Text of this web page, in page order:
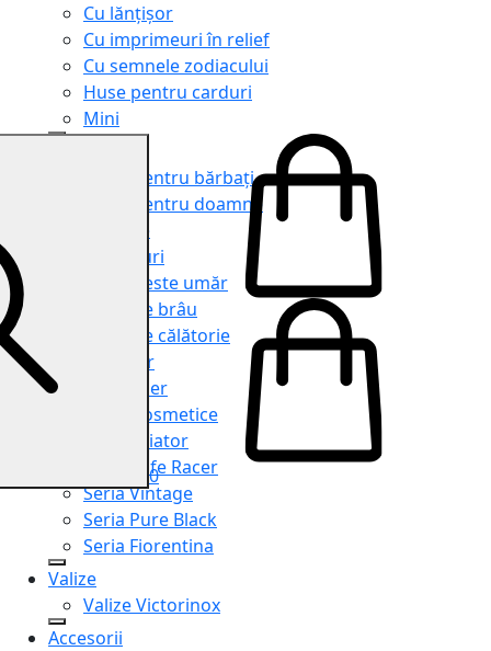
Cu lănțișor
Cu imprimeuri în relief
Cu semnele zodiacului
Huse pentru carduri
Mini
Genți pentru bărbați
Genți pentru doamne
Serviete
Rucsacuri
Genți peste umăr
Genți de brâu
Genți de călătorie
Shopper
Organiser
Truse cosmetice
Seria Aviator
Seria Cafe Racer
Seria Vintage
Seria Pure Black
Seria Fiorentina
Valize
Valize Victorinox
Accesorii
0